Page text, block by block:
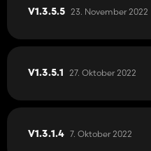
V1.3.5.5 23. November 2022
V1.3.5.1 27. Oktober 2022
V1.3.1.4 7. Oktober 2022